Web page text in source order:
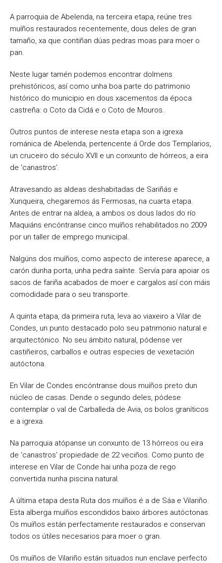
A parroquia de Abelenda, na terceira etapa, reúne tres
muíños restaurados recentemente, dous deles de gran
tamaño, xa que contiñan dúas pedras moas para moer o
pan.
Neste lugar tamén podemos encontrar dolmens
prehistóricos, así como unha boa parte do patrimonio
histórico do municipio en dous xacementos da época
castreña: o Coto da Cidá e o Coto de Mouros.
Outros puntos de interese nesta etapa son a igrexa
románica de Abelenda, pertencente á Orde dos Templarios,
un cruceiro do século XVII e un conxunto de hórreos, a eira
de ‘canastros’.
Atravesando as aldeas deshabitadas de Sariñás e
Xunqueira, chegaremos ás Fermosas, na cuarta etapa.
Antes de entrar na aldea, a ambos os dous lados do río
Maquiáns encóntranse cinco muíños rehabilitados no 2009
por un taller de emprego municipal.
Nalgúns dos muíños, como aspecto de interese aparece, a
carón dunha porta, unha pedra saínte. Servía para apoiar os
sacos de fariña acabados de moer e cargalos así con máis
comodidade para o seu transporte.
A quinta etapa, da primeira ruta, leva ao viaxeiro a Vilar de
Condes, un punto destacado polo seu patrimonio natural e
arquitectónico. No seu ámbito natural, pódense ver
castiñeiros, carballos e outras especies de vexetación
autóctona.
En Vilar de Condes encóntranse dous muíños preto dun
núcleo de casas. Dende o segundo deles, pódese
contemplar o val de Carballeda de Avia, os bolos graníticos
e a igrexa.
Na parroquia atópanse un conxunto de 13 hórreos ou eira
de ‘canastros’ propiedade de 22 veciños. Como punto de
interese en Vilar de Conde hai unha poza de rego
convertida nunha piscina natural.
A última etapa desta Ruta dos muíños é a de Sáa e Vilariño.
Esta alberga muíños escondidos baixo árbores autóctonas.
Os muíños están perfectamente restaurados e conservan
todos os útiles necesarios para moer o gran.
Os muíños de Vilariño están situados nun enclave perfecto